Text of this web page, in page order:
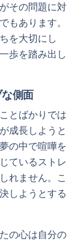
その問題に対
もあります。
を大切にし
歩を踏み出し
側面
とばかりでは
成長しようと
の中で喧嘩を
ているストレ
れません。こ
しようとする
の心は自分の